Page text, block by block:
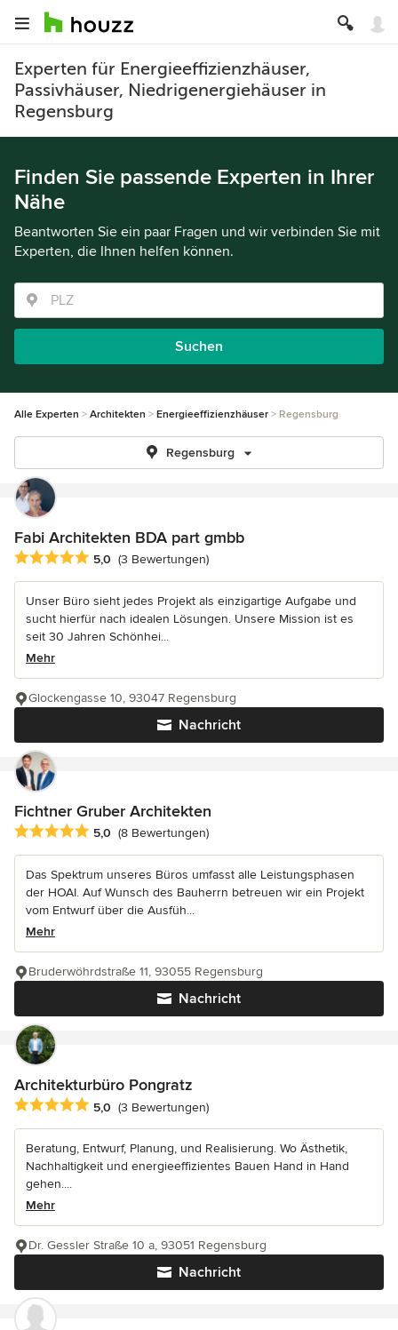
Experten für Energieeffizienzhäuser,
Passivhäuser, Niedrigenergiehäuser in
Regensburg
Finden Sie passende Experten in Ihrer
Nähe
Beantworten Sie ein paar Fragen und wir verbinden Sie mit
Experten, die Ihnen helfen können.
Suchen
Alle Experten Architekten Energieeffizienzhäuser Regensburg
Regensburg
Fabi Architekten BDA part gmbb
Durchschnittliche Bewertung: 5 von 5 Sternen
5,0 (3 Bewertungen)
Unser Büro sieht jedes Projekt als einzigartige Aufgabe und
sucht hierfür nach idealen Lösungen. Unsere Mission ist es
seit 30 Jahren Schönhei...
Mehr
Nachricht
Glockengasse 10, 93047 Regensburg
Fichtner Gruber Architekten
Durchschnittliche Bewertung: 5 von 5 Sternen
5,0 (8 Bewertungen)
Das Spektrum unseres Büros umfasst alle Leistungsphasen
der HOAI. Auf Wunsch des Bauherrn betreuen wir ein Projekt
vom Entwurf über die Ausfüh...
Mehr
Nachricht
Bruderwöhrdstraße 11, 93055 Regensburg
Architekturbüro Pongratz
Durchschnittliche Bewertung: 5 von 5 Sternen
5,0 (3 Bewertungen)
Beratung, Entwurf, Planung, und Realisierung. Wo Ästhetik,
Nachhaltigkeit und energieeffizientes Bauen Hand in Hand
gehen....
Mehr
Nachricht
Dr. Gessler Straße 10 a, 93051 Regensburg